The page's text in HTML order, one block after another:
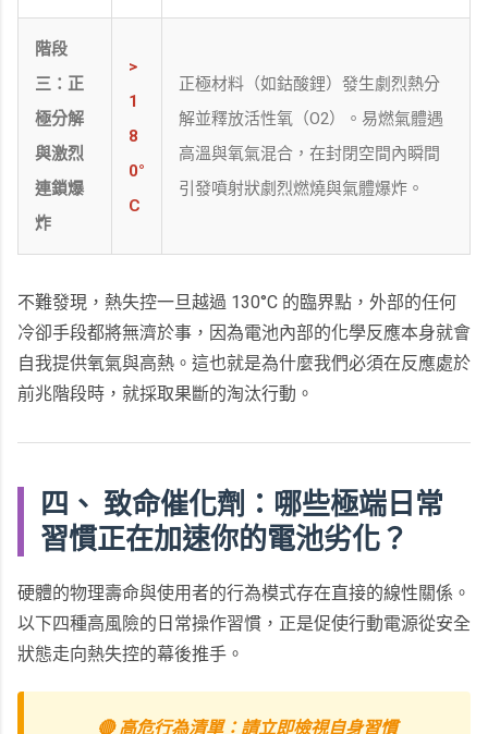
階段
三：正
極分解
與激烈
連鎖爆
炸
>
1
8
0°
C
正極材料（如鈷酸鋰）發生劇烈熱分
解並釋放活性氧（O2）。易燃氣體遇
高溫與氧氣混合，在封閉空間內瞬間
引發噴射狀劇烈燃燒與氣體爆炸。
不難發現，熱失控一旦越過 130°C 的臨界點，外部的任何
冷卻手段都將無濟於事，因為電池內部的化學反應本身就會
自我提供氧氣與高熱。這也就是為什麼我們必須在反應處於
前兆階段時，就採取果斷的淘汰行動。
四、 致命催化劑：哪些極端日常
習慣正在加速你的電池劣化？
硬體的物理壽命與使用者的行為模式存在直接的線性關係。
以下四種高風險的日常操作習慣，正是促使行動電源從安全
狀態走向熱失控的幕後推手。
🔴 高危行為清單：請立即檢視自身習慣